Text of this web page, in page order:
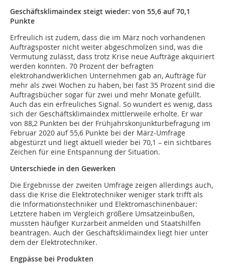
Geschäftsklimaindex steigt wieder: von 55,6 auf 70,1
Punkte
Erfreulich ist zudem, dass die im März noch vorhandenen
Auftragsposter nicht weiter abgeschmolzen sind, was die
Vermutung zulässt, dass trotz Krise neue Aufträge akquiriert
werden konnten. 70 Prozent der befragten
elektrohandwerklichen Unternehmen gab an, Aufträge für
mehr als zwei Wochen zu haben, bei fast 35 Prozent sind die
Auftragsbücher sogar für zwei und mehr Monate gefüllt.
Auch das ein erfreuliches Signal. So wundert es wenig, dass
sich der Geschäftsklimaindex mittlerweile erholte. Er war
von 88,2 Punkten bei der Frühjahrskonjunkturbefragung im
Februar 2020 auf 55,6 Punkte bei der März-Umfrage
abgestürzt und liegt aktuell wieder bei 70,1 – ein sichtbares
Zeichen für eine Entspannung der Situation.
Unterschiede in den Gewerken
Die Ergebnisse der zweiten Umfrage zeigen allerdings auch,
dass die Krise die Elektrotechniker weniger stark trifft als
die Informationstechniker und Elektromaschinenbauer:
Letztere haben im Vergleich größere Umsatzeinbußen,
mussten häufiger Kurzarbeit anmelden und Staatshilfen
beantragen. Auch der Geschäftsklimaindex liegt hier unter
dem der Elektrotechniker.
Engpässe bei Produkten